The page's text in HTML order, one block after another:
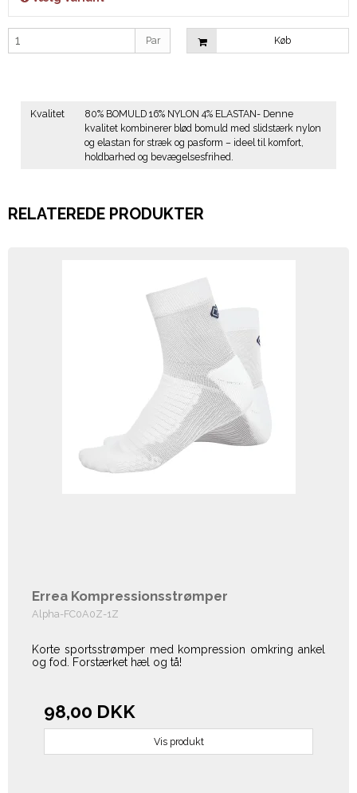
Par Køb
Kvalitet
80% BOMULD 16% NYLON 4% ELASTAN- Denne
kvalitet kombinerer blød bomuld med slidstærk nylon
og elastan for stræk og pasform – ideel til komfort,
holdbarhed og bevægelsesfrihed.
RELATEREDE PRODUKTER
Errea Kompressionsstrømper
Alpha-FC0A0Z-1Z
Korte sportsstrømper med kompression omkring ankel
og fod. Forstærket hæl og tå!
98,00 DKK
Vis produkt